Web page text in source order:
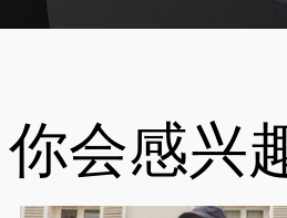
你会感兴